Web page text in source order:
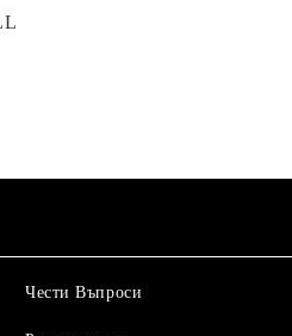
Чести Въпроси